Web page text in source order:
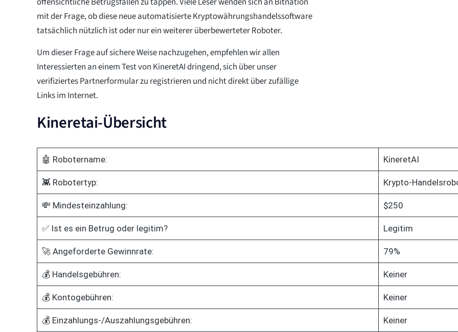
mit der Frage, ob diese neue automatisierte Kryptowährungshandelssoftware
tatsächlich nützlich ist oder nur ein weiterer überbewerteter Roboter.
Um dieser Frage auf sichere Weise nachzugehen, empfehlen wir allen
Interessierten an einem Test von KineretAI dringend, sich über unser
verifiziertes Partnerformular zu registrieren und nicht direkt über zufällige
Links im Internet.
Kineretai-Übersicht
🤖 Robotername: KineretAI
👾 Robotertyp: Krypto-
💸 Mindesteinzahlung: $250
✅ Ist es ein Betrug oder legitim? Legitim
🚀 Angeforderte Gewinnrate: 79%
💰 Handelsgebühren: Keiner
💰 Kontogebühren: Keiner
💰 Einzahlungs-/Auszahlungsgebühren: Keiner